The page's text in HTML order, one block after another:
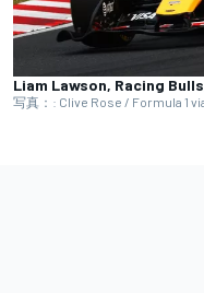
Liam Lawson, Racing
写真：: Clive Rose / Formula 1